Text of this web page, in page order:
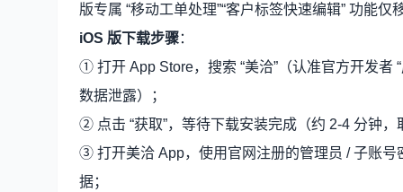
版专属 “移动工单处理”“客户标签快速编辑” 功能仅
iOS 版下载步骤：
① 打开 App Store，搜索 “美洽”（认准官方开发者
数据泄露）；
② 点击 “获取”，等待下载安装完成（约 2-4 分钟，
③ 打开美洽 App，使用官网注册的管理员 / 子账
据；